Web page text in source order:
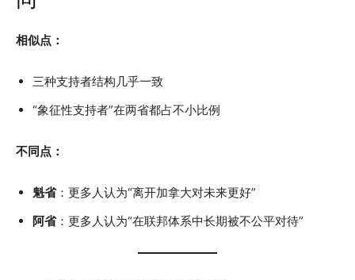
相似点：
三种支持者结构几乎一致
“象征性支持者”在两省都占不小比例
不同点：
魁省：更多人认为“离开加拿大对未来更好”
阿省：更多人认为“在联邦体系中长期被不公平对待”